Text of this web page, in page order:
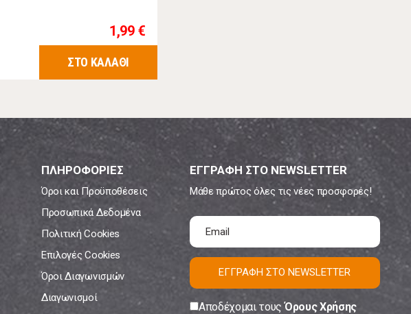
1,99 €
ΣΤΟ ΚΑΛΑΘΙ
ΠΛΗΡΟΦΟΡΙΕΣ
Όροι και Προϋποθέσεις
Προσωπικά Δεδομένα
Πολιτική Cookies
Επιλογές Cookies
Όροι Διαγωνισμών
Διαγωνισμοί
ΕΓΓΡΑΦΗ ΣΤΟ NEWSLETTER
Μάθε πρώτος όλες τις νέες προσφορές!
ΕΓΓΡΑΦΗ ΣΤΟ NEWSLETTER
Αποδέχομαι τουςΌρους Χρήσης